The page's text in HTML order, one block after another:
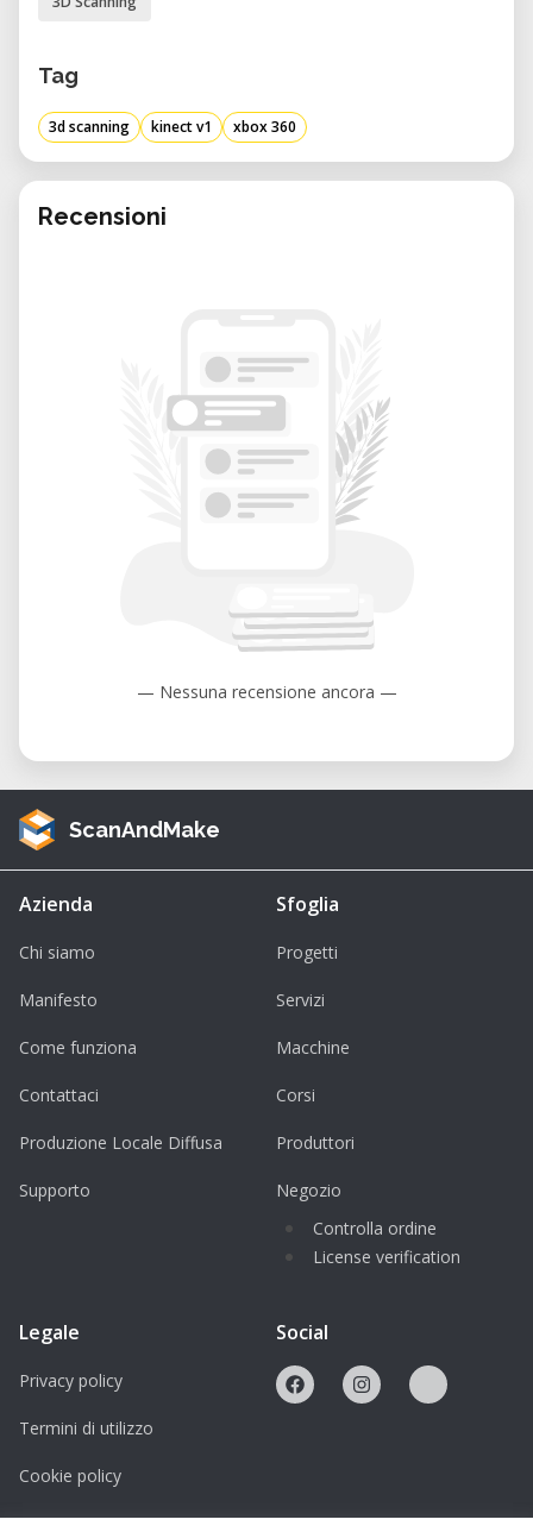
Tag
3d scanning kinect v1 xbox 360
Recensioni
— Nessuna recensione ancora —
ScanAndMake
Azienda
Chi siamo
Manifesto
Come funziona
Contattaci
Produzione Locale Diffusa
Supporto
Sfoglia
Progetti
Servizi
Macchine
Corsi
Produttori
Negozio
Controlla ordine
License verification
Legale
Privacy policy
Termini di utilizzo
Cookie policy
Licenze
Social